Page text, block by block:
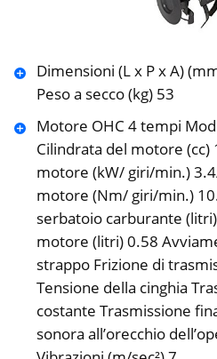
Dimensioni (L x P x A)
Peso a secco (kg) 53
Motore OHC 4 tempi
Cilindrata del motore (cc)
motore (kW/ giri/min.)
motore (Nm/ giri/min.)
serbatoio carburante
motore (litri) 0.58
strappo Frizione di
Tensione della cinghia
costante Trasmissione
sonora all’orecchio